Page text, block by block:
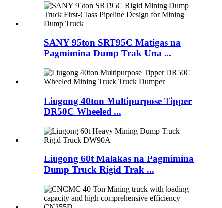
SANY 95ton SRT95C Matigas na
Pagmimina Dump Trak Una ...
Liugong 40ton Multipurpose Tipper
DR50C Wheeled ...
Liugong 60t Malakas na Pagmimina
Dump Truck Rigid Trak ...